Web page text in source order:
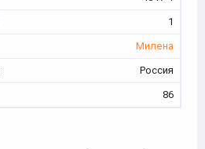
1
Милена
Россия
86